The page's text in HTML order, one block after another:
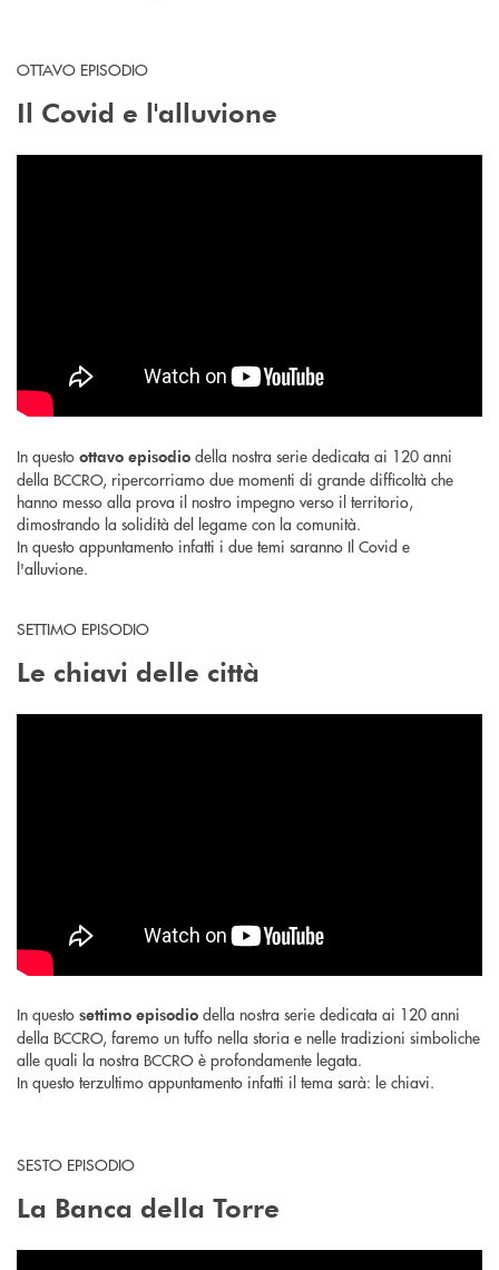
OTTAVO EPISODIO
Il Covid e l'alluvione
In questo ottavo episodio della nostra serie dedicata ai 120 anni
della BCCRO, ripercorriamo due momenti di grande difficoltà che
hanno messo alla prova il nostro impegno verso il territorio,
dimostrando la solidità del legame con la comunità.
In questo appuntamento infatti i due temi saranno Il Covid e
l'alluvione.
SETTIMO EPISODIO
Le chiavi delle città
In questo settimo episodio della nostra serie dedicata ai 120 anni
della BCCRO, faremo un tuffo nella storia e nelle tradizioni simboliche
alle quali la nostra BCCRO è profondamente legata.
In questo terzultimo appuntamento infatti il tema sarà: le chiavi.
SESTO EPISODIO
La Banca della Torre